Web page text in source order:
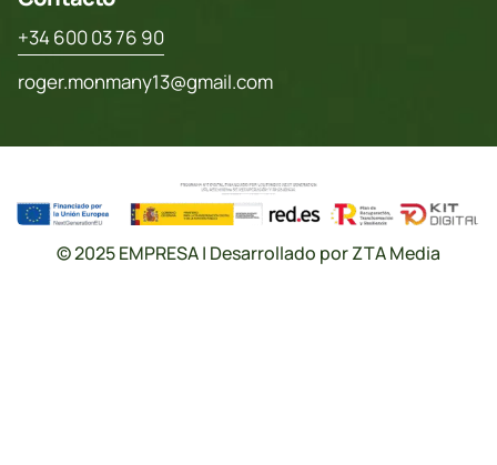
+34 600 03 76 90
roger.monmany13@gmail.com
© 2025 EMPRESA | Desarrollado por ZTA Media